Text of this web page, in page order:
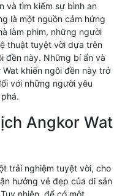
và tìm kiếm sự bình an
là một nguồn cảm hứng
làm phim, những người
thuật tuyệt vời dựa trên
đền này. Những bí ẩn và
khiến ngôi đền này trở
với những người yêu
Angkor Wat
trải nghiệm tuyệt vời, cho
hưởng vẻ đẹp của di sản
nhiên, để có một